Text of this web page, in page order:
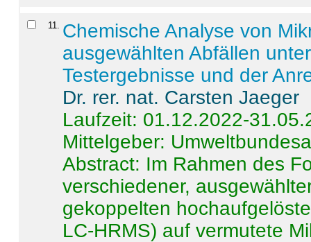
11
Chemische Analyse von
ausgewählten Abfällen
Testergebnisse und der
Dr. rer. nat. Carsten Jaeger
Laufzeit: 01.12.2022-
Mittelgeber:
Abstract: Im Rahmen des
verschiedener,
gekoppelten
LC-HRMS) auf vermutete